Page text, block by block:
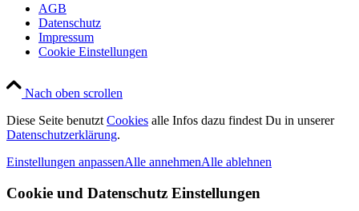
AGB
Datenschutz
Impressum
Cookie Einstellungen
Nach oben scrollen
Diese Seite benutzt Cookies alle Infos dazu findest Du in unserer
Datenschutzerklärung.
Einstellungen anpassenAlle annehmenAlle ablehnen
Cookie und Datenschutz Einstellungen